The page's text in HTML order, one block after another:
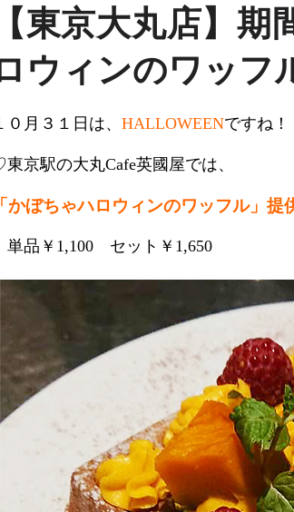
【東京大丸店】
ウィンのワッフ
０月３１日は、 HALLOWEENですね！
京駅の大丸Cafe英國屋では、
「かぼちゃハロウィンのワッフル」提
単品￥1,100 セット￥1,650